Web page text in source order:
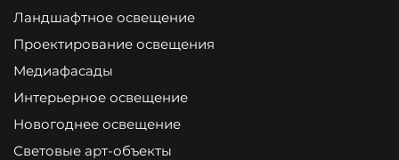
Ландшафтное освещение
Проектирование освещения
Медиафасады
Интерьерное освещение
Новогоднее освещение
Световые арт-объекты